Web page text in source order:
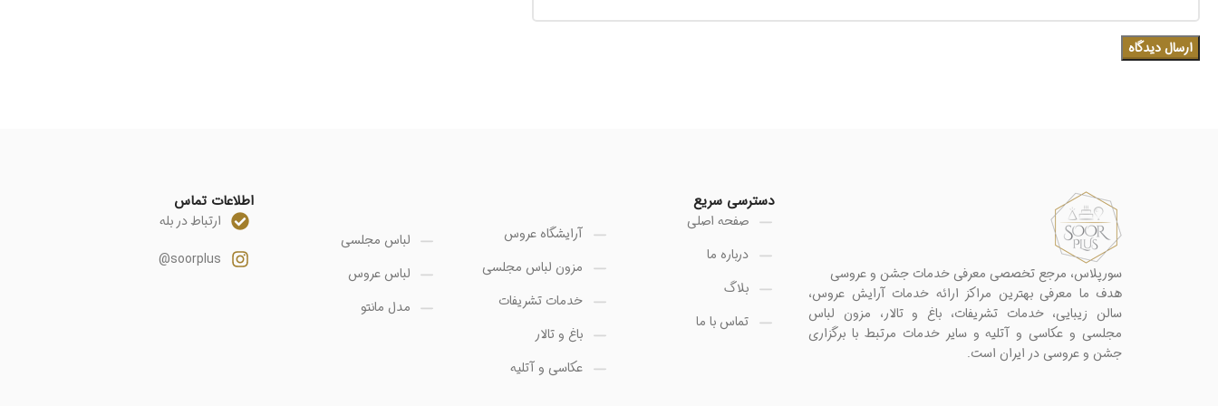
سورپلاس، مرجع تخصصی معرفی خدمات جشن و عروسی
هدف ما معرفی بهترین مراکز ارائه خدمات آرایش عروس،
سالن زیبایی، خدمات تشریفات، باغ و تالار، مزون لباس
مجلسی و عکاسی و آتلیه و سایر خدمات مرتبط با برگزاری
جشن و عروسی در ایران است.
دسترسی سریع
صفحه اصلی
درباره ما
بلاگ
تماس با ما
آرایشگاه عروس
مزون لباس مجلسی
خدمات تشریفات
باغ و تالار
عکاسی و آتلیه
لباس مجلسی
لباس عروس
مدل مانتو
اطلاعات تماس
ارتباط در بله
soorplus@